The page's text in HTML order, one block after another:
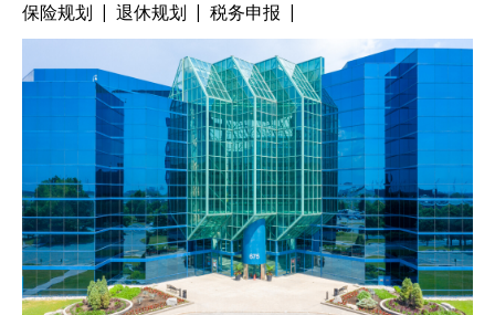
保险规划 | 退休规划 | 税务申报 |